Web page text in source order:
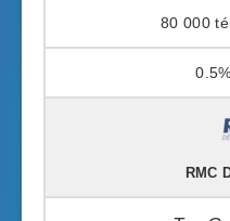
80 000
0.5%
RMC